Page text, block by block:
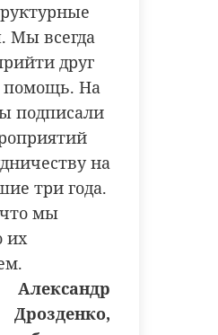
Мы всегда
друг
помощь. На
подписали
на
три года.
мы
их
Александр
Дрозденко,
детский сад
стелы
погибших
молчания.